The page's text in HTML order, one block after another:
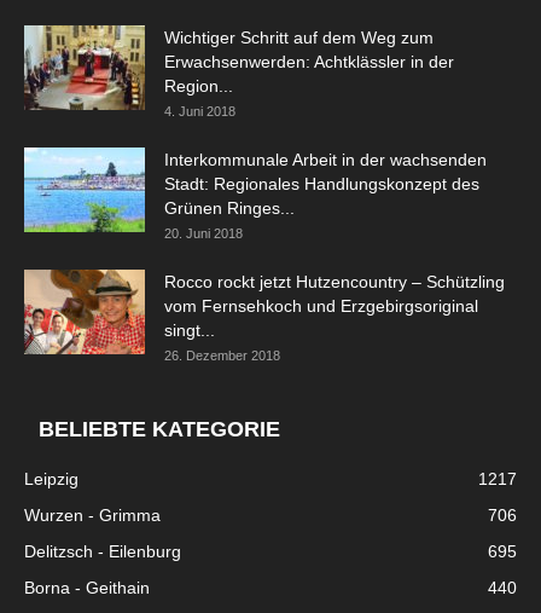
Wichtiger Schritt auf dem Weg zum
Erwachsenwerden: Achtklässler in der
Region...
4. Juni 2018
Interkommunale Arbeit in der wachsenden
Stadt: Regionales Handlungskonzept des
Grünen Ringes...
20. Juni 2018
Rocco rockt jetzt Hutzencountry – Schützling
vom Fernsehkoch und Erzgebirgsoriginal
singt...
26. Dezember 2018
BELIEBTE KATEGORIE
Leipzig
1217
Wurzen - Grimma
706
Delitzsch - Eilenburg
695
Borna - Geithain
440